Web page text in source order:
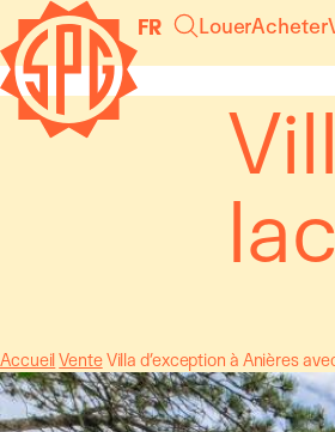
Panneau de gestion des cookies
FR LouerAcheter
lac
AccueilVenteVilla d’exception à Anières